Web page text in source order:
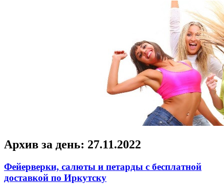
Архив за день: 27.11.2022
Фейерверки, салюты и петарды с бесплатной
доставкой по Иркутску